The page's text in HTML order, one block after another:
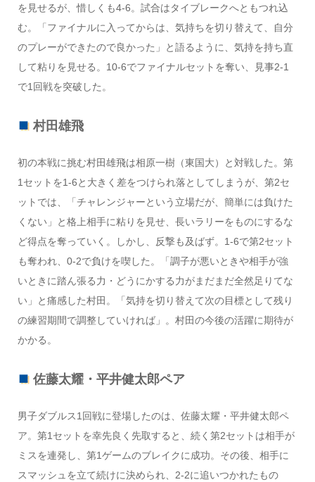
を見せるが、惜しくも4-6。試合はタイブレークへともつれ込
む。「ファイナルに入ってからは、気持ちを切り替えて、自分
のプレーができたので良かった」と語るように、気持を持ち直
して粘りを見せる。10-6でファイナルセットを奪い、見事2-1
で1回戦を突破した。
村田雄飛
初の本戦に挑む村田雄飛は相原一樹（東国大）と対戦した。第
1セットを1-6と大きく差をつけられ落としてしまうが、第2セ
ットでは、「チャレンジャーという立場だが、簡単には負けた
くない」と格上相手に粘りを見せ、長いラリーをものにするな
ど得点を奪っていく。しかし、反撃も及ばず。1-6で第2セット
も奪われ、0-2で負けを喫した。「調子が悪いときや相手が強
いときに踏ん張る力・どうにかする力がまだまだ全然足りてな
い」と痛感した村田。「気持を切り替えて次の目標として残り
の練習期間で調整していければ」。村田の今後の活躍に期待が
かかる。
佐藤太耀・平井健太郎ペア
男子ダブルス1回戦に登場したのは、佐藤太耀・平井健太郎ペ
ア。第1セットを幸先良く先取すると、続く第2セットは相手が
ミスを連発し、第1ゲームのブレイクに成功。その後、相手に
スマッシュを立て続けに決められ、2-2に追いつかれたもの